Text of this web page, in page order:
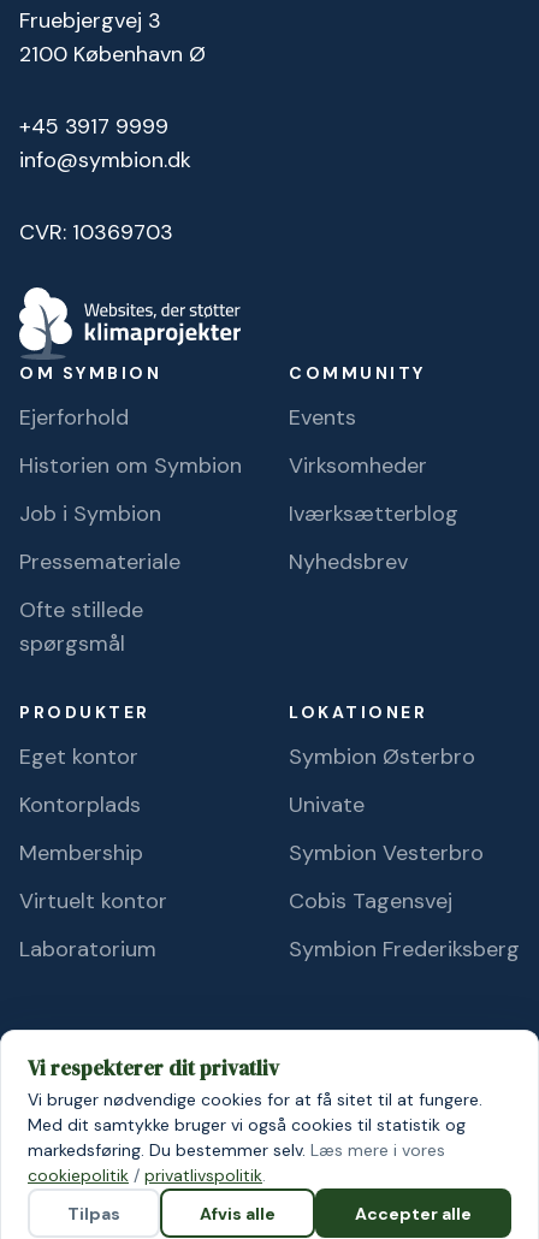
Fruebjergvej 3
2100 København Ø
+45 3917 9999
info@symbion.dk
CVR: 10369703
OM SYMBION
Ejerforhold
Historien om Symbion
Job i Symbion
Pressemateriale
Ofte stillede
spørgsmål
COMMUNITY
Events
Virksomheder
Iværksætterblog
Nyhedsbrev
PRODUKTER
Eget kontor
Kontorplads
Membership
Virtuelt kontor
Laboratorium
LOKATIONER
Symbion Østerbro
Univate
Symbion Vesterbro
Cobis Tagensvej
Symbion Frederiksberg
© 2026 Symbion A/S Persondatapolitik Cookiepolitik
Vi respekterer dit privatliv
Vi bruger nødvendige cookies for at få sitet til at fungere.
Med dit samtykke bruger vi også cookies til statistik og
markedsføring. Du bestemmer selv. Læs mere i vores
cookiepolitik / privatlivspolitik.
Tilpas
Afvis alle Accepter alle